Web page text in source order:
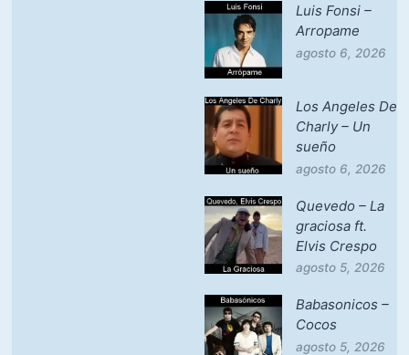
Luis Fonsi –
Arropame
agosto 6, 2026
Los Angeles De
Charly – Un
sueño
agosto 6, 2026
Quevedo – La
graciosa ft.
Elvis Crespo
agosto 5, 2026
Babasonicos –
Cocos
agosto 5, 2026